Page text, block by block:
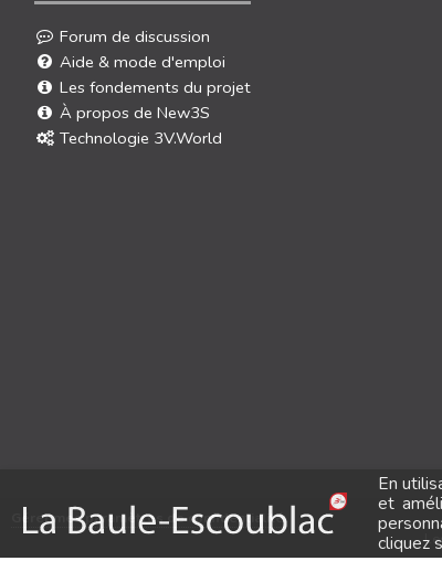
Forum de discussion
Aide & mode d'emploi
Les fondements du projet
À propos de New3S
Technologie 3V.World
Gérer mes paramètres de confidentialité
En
et
cliquez